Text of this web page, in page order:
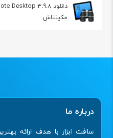
مکینتاش
درباره ما
سافت ابزار با هدف ارائه